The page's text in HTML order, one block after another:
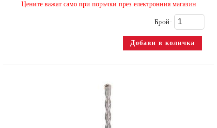
​Цените важат само при поръчки през електронния магазин
Брой: